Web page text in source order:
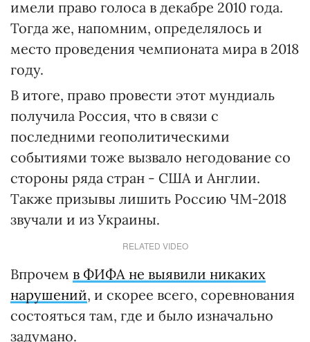
имели право голоса в декабре 2010 года.
Тогда же, напомним, определялось и
место проведения чемпионата мира в 2018
году.
В итоге, право провести этот мундиаль
получила Россия, что в связи с
последними геополитическими
событиями тоже вызвало негодование со
стороны ряда стран - США и Англии.
Также призывы лишить Россию ЧМ-2018
звучали и из Украины.
RELATED VIDEO
Впрочем в ФИФА не выявили никаких
нарушений, и скорее всего, соревнования
состояться там, где и было изначально
задумано.